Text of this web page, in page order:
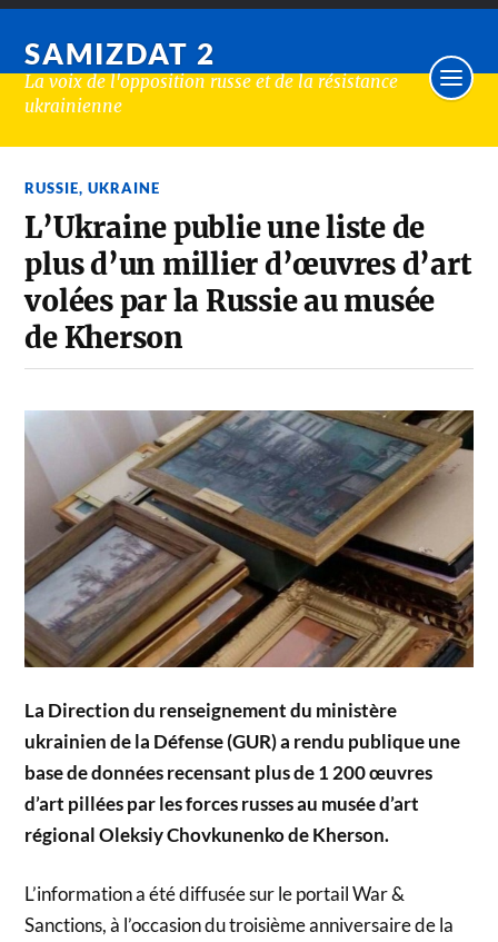
SAMIZDAT 2
La voix de l'opposition russe et de la résistance
ukrainienne
RUSSIE,UKRAINE
L’Ukraine publie une liste de
plus d’un millier d’œuvres d’art
volées par la Russie au musée
de Kherson
La Direction du renseignement du ministère
ukrainien de la Défense (GUR) a rendu publique une
base de données recensant plus de 1 200 œuvres
d’art pillées par les forces russes au musée d’art
régional Oleksiy Chovkunenko de Kherson.
L’information a été diffusée sur le portail War &
Sanctions, à l’occasion du troisième anniversaire de la